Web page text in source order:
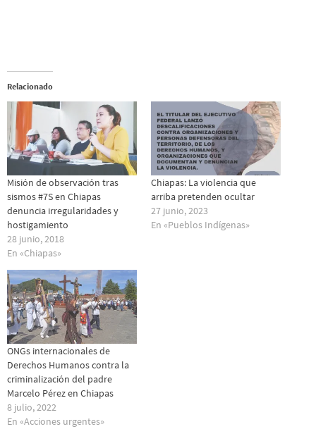
Relacionado
Misión de observación tras
sismos #7S en Chiapas
denuncia irregularidades y
hostigamiento
28 junio, 2018
En «Chiapas»
Chiapas: La violencia que
arriba pretenden ocultar
27 junio, 2023
En «Pueblos Indí­genas»
ONGs internacionales de
Derechos Humanos contra la
criminalización del padre
Marcelo Pérez en Chiapas
8 julio, 2022
En «Acciones urgentes»